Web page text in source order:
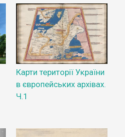
Карти території України
в європейських архівах.
Ч.1